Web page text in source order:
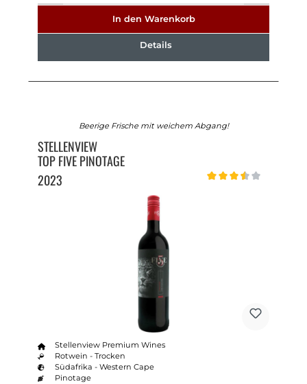
In den Warenkorb
Details
Beerige Frische mit weichem Abgang!
STELLENVIEW
TOP FIVE PINOTAGE
2023
Stellenview Premium Wines
Rotwein - Trocken
Südafrika - Western Cape
Pinotage